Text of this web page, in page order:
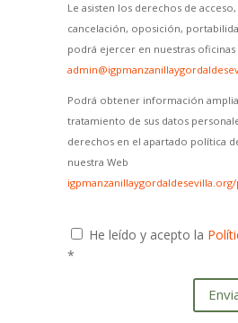
Le asisten los derechos de
cancelación, oposición,
podrá ejercer en nuestras
Podrá obtener información
tratamiento de sus datos
derechos en el apartado política
nuestra Web
He leído y acepto la
*